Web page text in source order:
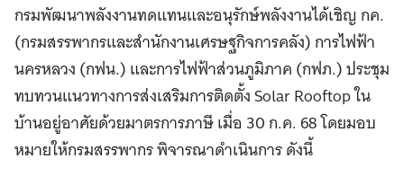
กรมพัฒนาพลังงานทดแทนและอนุรักษ์พลังงานได้เชิญ กค.
(กรมสรรพากรและสำนักงานเศรษฐกิจการคลัง) การไฟฟ้า
นครหลวง (กฟน.) และการไฟฟ้าส่วนภูมิภาค (กฟภ.) ประชุม
ทบทวนแนวทางการส่งเสริมการติดตั้ง Solar Rooftop ใน
บ้านอยู่อาศัยด้วยมาตรการภาษี เมื่อ 30 ก.ค. 68 โดยมอบ
หมายให้กรมสรรพากร พิจารณาดำเนินการ ดังนี้